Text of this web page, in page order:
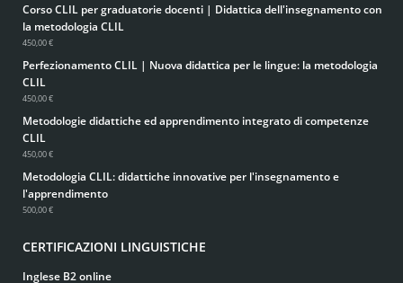
Corso CLIL per graduatorie docenti | Didattica dell'insegnamento con
la metodologia CLIL
450,00 €
Perfezionamento CLIL | Nuova didattica per le lingue: la metodologia
CLIL
450,00 €
Metodologie didattiche ed apprendimento integrato di competenze
CLIL
450,00 €
Metodologia CLIL: didattiche innovative per l'insegnamento e
l'apprendimento
500,00 €
CERTIFICAZIONI LINGUISTICHE
Inglese B2 online